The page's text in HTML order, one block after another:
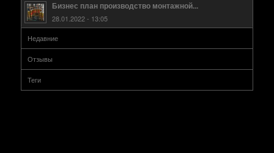
Бизнес план производство монтажной...
28.01.2022 - 13:05
Недавние
Отзывы
Теги